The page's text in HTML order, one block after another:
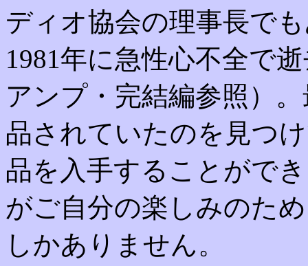
ディオ協会の理事長で
1981年に急性心不全で
アンプ・完結編参照）
品されていたのを見つ
品を入手することがで
がご自分の楽しみのた
しかありません。